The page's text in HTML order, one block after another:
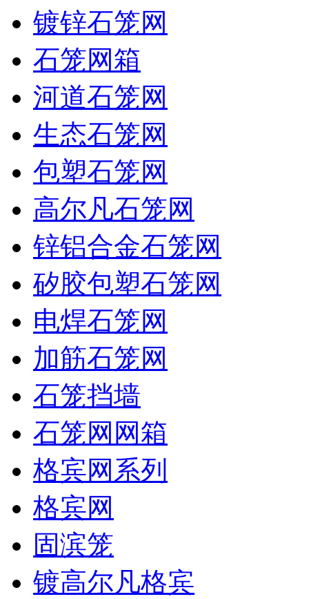
镀锌石笼网
石笼网箱
河道石笼网
生态石笼网
包塑石笼网
高尔凡石笼网
锌铝合金石笼网
矽胶包塑石笼网
电焊石笼网
加筋石笼网
石笼挡墙
石笼网网箱
格宾网系列
格宾网
固滨笼
镀高尔凡格宾